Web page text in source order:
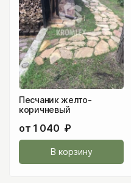
Песчаник желто-
коричневый
от 1 040 ₽
В корзину